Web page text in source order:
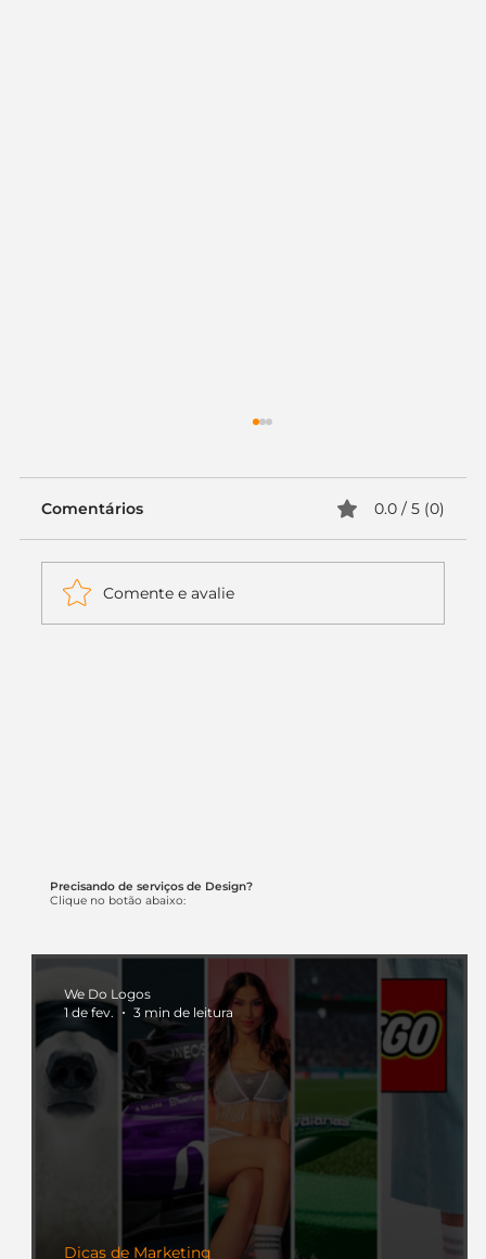
Precisando de serviços de Design?
Clique no botão abaixo:
Dicas de Marketing
We Do Logos
1 de fev.
3 min de leitura
Comentários 0.0 / 5 (0)
Comente e avalie